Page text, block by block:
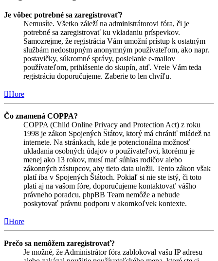
Je vôbec potrebné sa zaregistrovať?
Nemusíte. Všetko záleží na administrátorovi fóra, či je
potrebné sa zaregistrovať ku vkladaniu príspevkov.
Samozrejme, že registrácia Vám umožní prístup k ostatným
službám nedostupným anonymným používateľom, ako napr.
postavičky, súkromné správy, posielanie e-mailov
používateľom, prihlásenie do skupín, atď. Vrele Vám teda
registráciu doporučujeme. Zaberie to len chvíľu.
Hore
Čo znamená COPPA?
COPPA (Child Online Privacy and Protection Act) z roku
1998 je zákon Spojených Štátov, ktorý má chrániť mládež na
internete. Na stránkach, kde je potencionálna možnosť
ukladania osobných údajov o používateľovi, ktorému je
menej ako 13 rokov, musí mať súhlas rodičov alebo
zákonných zástupcov, aby tieto data uložil. Tento zákon však
platí iba v Spojených Štátoch. Pokiaľ si nie ste istý, či toto
platí aj na vašom fóre, doporučujeme kontaktovať vášho
právneho poradcu, phpBB Team nemôže a nebude
poskytovať právnu podporu v akomkoľvek kontexte.
Hore
Prečo sa nemôžem zaregistrovať?
Je možné, že Administrátor fóra zablokoval vašu IP adresu